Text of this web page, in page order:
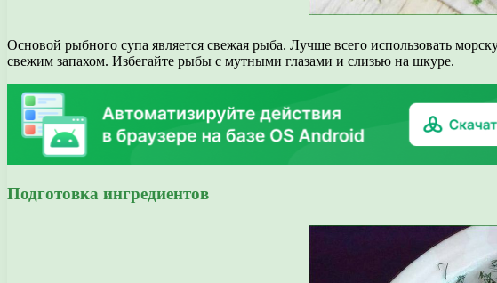
Основой рыбного супа является свежая рыба. Лучше всего использовать
свежим запахом. Избегайте рыбы с мутными глазами и слизью на шкуре.
Подготовка ингредиентов